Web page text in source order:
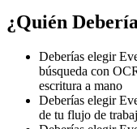
¿Quién
Deberías elegir
búsqueda con
escritura a mano
Deberías elegir
de tu flujo de